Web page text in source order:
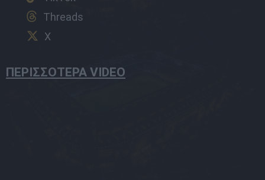
Threads
X
ΠΕΡΙΣΣΟΤΕΡΑ VIDEO